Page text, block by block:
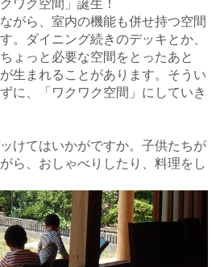
ワク空間」誕生！
がら、室内の機能も併せ持つ空間
。ダイニング続きのデッキとか、
ょっと必要な空間をとったあと
生まれることがあります。そうい
に、「ワクワク空間」にしていき
けてはいかがですか。子供たちが
ら、おしゃべりしたり、料理をし